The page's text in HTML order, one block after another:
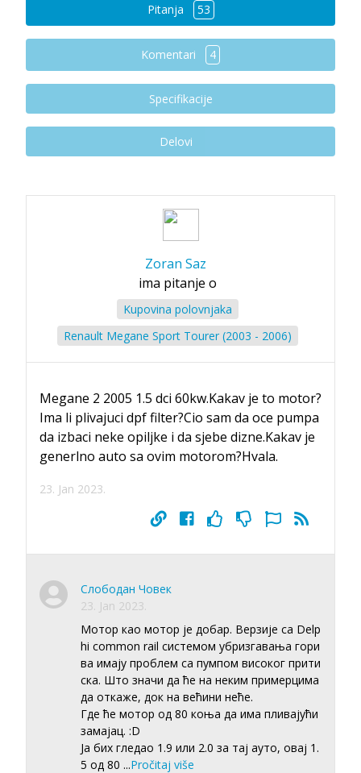
Pitanja 53
Komentari 4
Specifikacije
Delovi
Zoran Saz
ima pitanje o
Kupovina polovnjaka
Renault Megane Sport Tourer (2003 - 2006)
Megane 2 2005 1.5 dci 60kw.Kakav je to motor?
Ima li plivajuci dpf filter?Cio sam da oce pumpa
da izbaci neke opiljke i da sjebe dizne.Kakav je
generlno auto sa ovim motorom?Hvala.
23. Jan 2023.
Слободан Човек
23. Jan 2023.
Мотор као мотор је добар. Верзије са Delp
hi common rail системом убризгавања гори
ва имају проблем са пумпом високог прити
ска. Што значи да ће на неким примерцима
да откаже, док на већини неће.
Где ће мотор од 80 коња да има пливајући
замајац. :D
Ја бих гледао 1.9 или 2.0 за тај ауто, овај 1.
5 од 80 ...Pročitaj više